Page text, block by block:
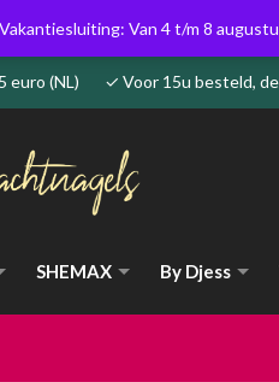
euro (NL) ✓ Voor 15u besteld,
SHEMAX By Djess
Vakantiesluiting: Van 4 t/m 8